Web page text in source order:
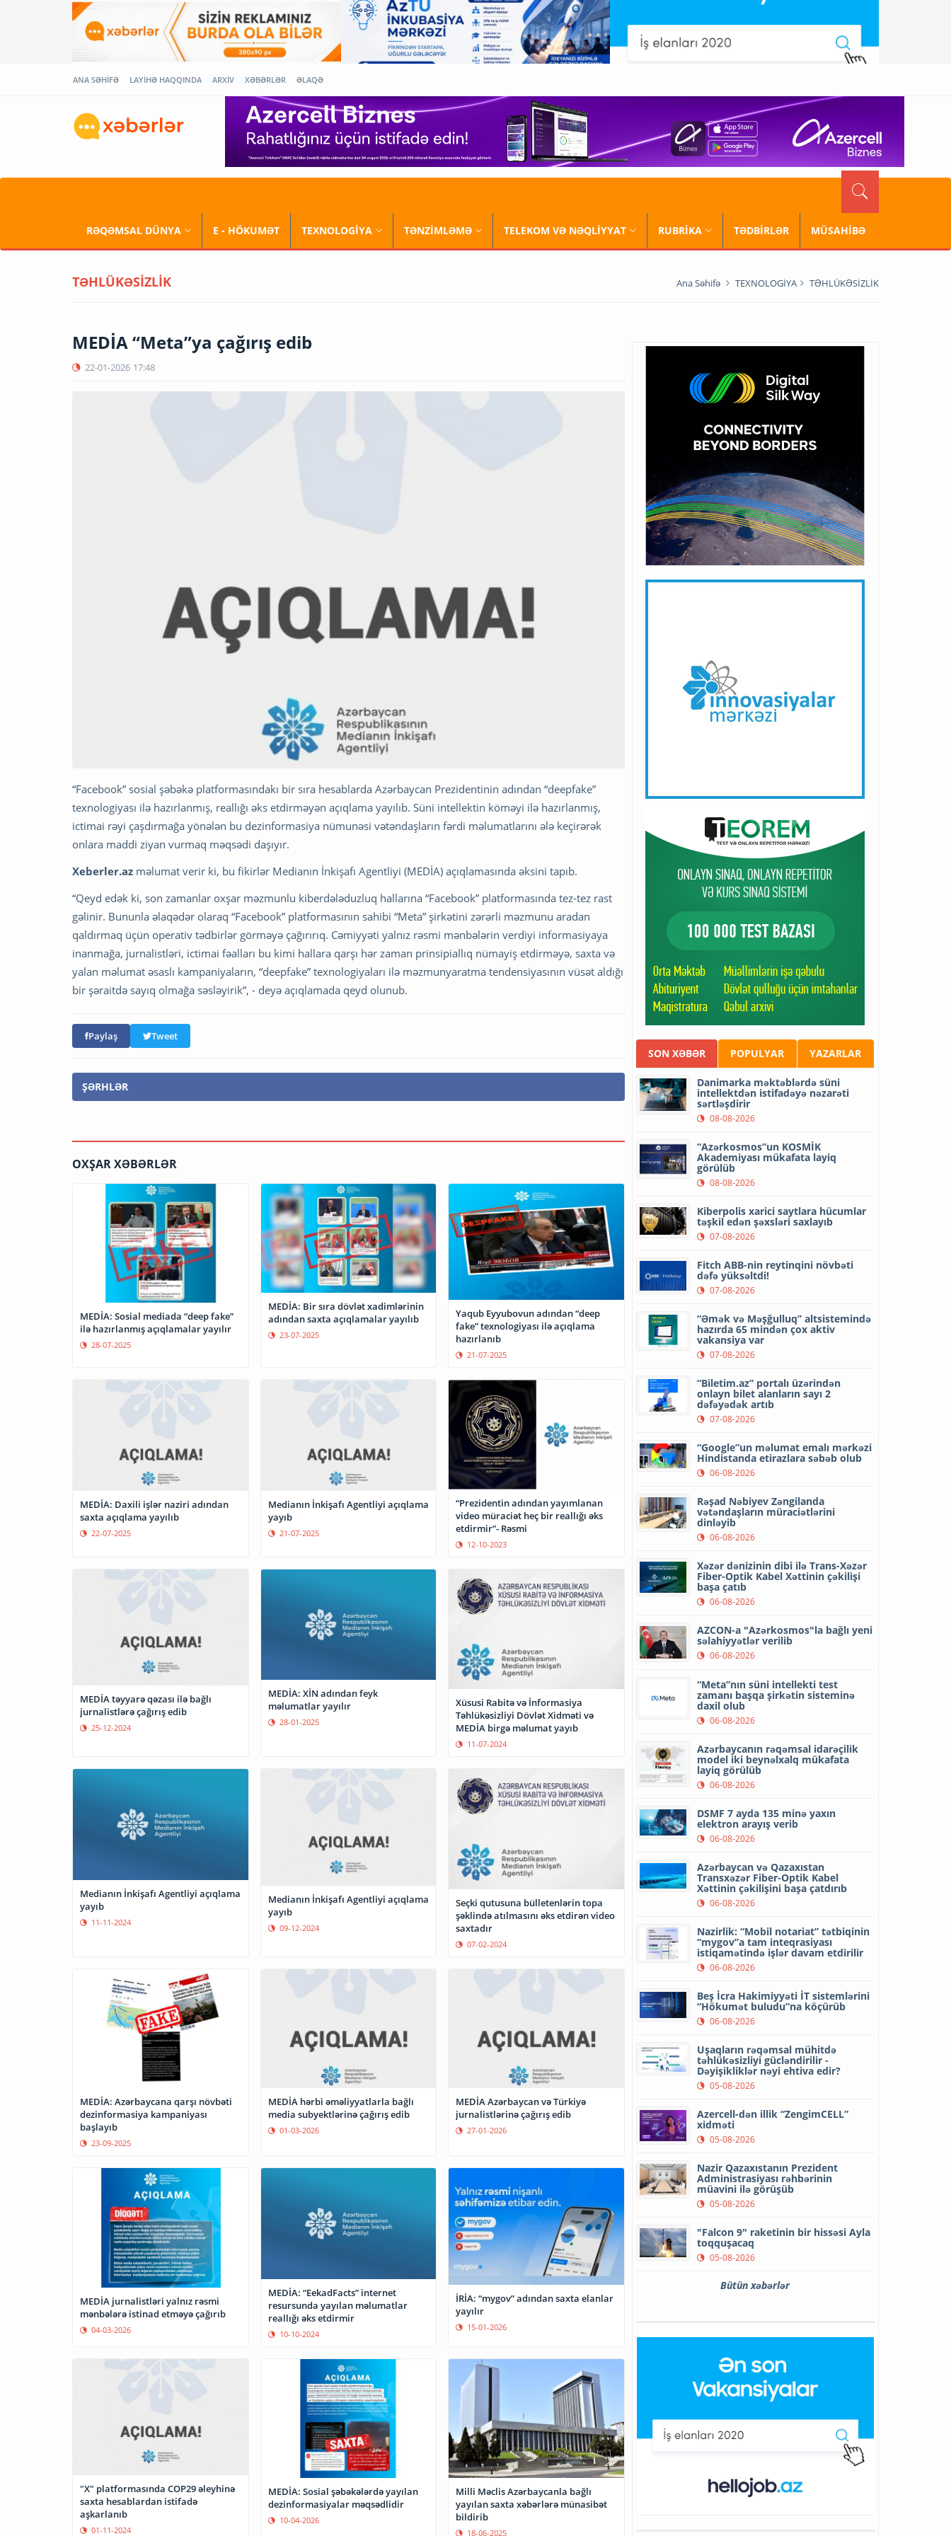
ANA SƏHİFƏ LAYİHƏ HAQQINDA ARXİV XƏBƏRLƏR ƏLAQƏ
RƏQƏMSAL DÜNYA E - HÖKUMƏT TEXNOLOGİYA TƏNZİMLƏMƏ TELEKOM VƏ NƏQLİYYAT RUBRİKA TƏDBİRLƏR MÜSAHİBƏ
TƏHLÜKƏSİZLİK Ana Səhifə TEXNOLOGİYA TƏHLÜKƏSİZLİK
MEDİA “Meta”ya çağırış edib
22-01-2026 17:48
“Facebook” sosial şəbəkə platformasındakı bir sıra hesablarda Azərbaycan Prezidentinin adından “deepfake”
texnologiyası ilə hazırlanmış, reallığı əks etdirməyən açıqlama yayılıb. Süni intellektin köməyi ilə hazırlanmış,
ictimai rəyi çaşdırmağa yönələn bu dezinformasiya nümunəsi vətəndaşların fərdi məlumatlarını ələ keçirərək
onlara maddi ziyan vurmaq məqsədi daşıyır.
Xeberler.az məlumat verir ki, bu fikirlər Medianın İnkişafı Agentliyi (MEDİA) açıqlamasında əksini tapıb.
“Qeyd edək ki, son zamanlar oxşar məzmunlu kiberdələduzluq hallarına “Facebook” platformasında tez-tez rast
gəlinir. Bununla əlaqədər olaraq “Facebook” platformasının sahibi “Meta” şirkətini zərərli məzmunu aradan
qaldırmaq üçün operativ tədbirlər görməyə çağırırıq. Cəmiyyəti yalnız rəsmi mənbələrin verdiyi informasiyaya
inanmağa, jurnalistləri, ictimai fəalları bu kimi hallara qarşı hər zaman prinsipiallıq nümayiş etdirməyə, saxta və
yalan məlumat əsaslı kampaniyaların, “deepfake” texnologiyaları ilə məzmunyaratma tendensiyasının vüsət aldığı
bir şəraitdə sayıq olmağa səsləyirik”, - deyə açıqlamada qeyd olunub.
Paylaş Tweet
ŞƏRHLƏR
OXŞAR XƏBƏRLƏR
MEDİA: Sosial mediada “deep fake”
ilə hazırlanmış açıqlamalar yayılır
28-07-2025
MEDİA: Bir sıra dövlət xadimlərinin
adından saxta açıqlamalar yayılıb
23-07-2025
Yaqub Eyyubovun adından “deep
fake” texnologiyası ilə açıqlama
hazırlanıb
21-07-2025
MEDİA: Daxili işlər naziri adından
saxta açıqlama yayılıb
22-07-2025
Medianın İnkişafı Agentliyi açıqlama
yayıb
21-07-2025
“Prezidentin adından yayımlanan
video müraciət heç bir reallığı əks
etdirmir”- Rəsmi
12-10-2023
MEDİA təyyarə qəzası ilə bağlı
jurnalistlərə çağırış edib
25-12-2024
MEDİA: XİN adından feyk
məlumatlar yayılır
28-01-2025
Xüsusi Rabitə və İnformasiya
Təhlükəsizliyi Dövlət Xidməti və
MEDİA birgə məlumat yayıb
11-07-2024
Medianın İnkişafı Agentliyi açıqlama
yayıb
11-11-2024
Medianın İnkişafı Agentliyi açıqlama
yayıb
09-12-2024
Seçki qutusuna bülletenlərin topa
şəklində atılmasını əks etdirən video
saxtadır
07-02-2024
MEDİA: Azərbaycana qarşı növbəti
dezinformasiya kampaniyası
başlayıb
23-09-2025
MEDİA hərbi əməliyyatlarla bağlı
media subyektlərinə çağırış edib
01-03-2026
MEDİA Azərbaycan və Türkiyə
jurnalistlərinə çağırış edib
27-01-2026
MEDİA jurnalistləri yalnız rəsmi
mənbələrə istinad etməyə çağırıb
04-03-2026
MEDİA: “EekadFacts” internet
resursunda yayılan məlumatlar
reallığı əks etdirmir
10-10-2024
İRİA: “mygov” adından saxta elanlar
yayılır
15-01-2026
"X" platformasında COP29 əleyhinə
saxta hesablardan istifadə
aşkarlanıb
01-11-2024
MEDİA: Sosial şəbəkələrdə yayılan
dezinformasiyalar məqsədlidir
10-04-2026
Milli Məclis Azərbaycanla bağlı
yayılan saxta xəbərlərə münasibət
bildirib
18-06-2025
SON XƏBƏR POPULYAR YAZARLAR
Danimarka məktəblərdə süni
intellektdən istifadəyə nəzarəti
sərtləşdirir
08-08-2026
“Azərkosmos”un KOSMİK
Akademiyası mükafata layiq
görülüb
08-08-2026
Kiberpolis xarici saytlara hücumlar
təşkil edən şəxsləri saxlayıb
07-08-2026
Fitch ABB-nin reytinqini növbəti
dəfə yüksəltdi!
07-08-2026
“Əmək və Məşğulluq” altsistemində
hazırda 65 mindən çox aktiv
vakansiya var
07-08-2026
“Biletim.az” portalı üzərindən
onlayn bilet alanların sayı 2
dəfəyədək artıb
07-08-2026
“Google”un məlumat emalı mərkəzi
Hindistanda etirazlara səbəb olub
06-08-2026
Rəşad Nəbiyev Zəngilanda
vətəndaşların müraciətlərini
dinləyib
06-08-2026
Xəzər dənizinin dibi ilə Trans-Xəzər
Fiber-Optik Kabel Xəttinin çəkilişi
başa çatıb
06-08-2026
AZCON-a "Azərkosmos"la bağlı yeni
səlahiyyətlər verilib
06-08-2026
“Meta”nın süni intellekti test
zamanı başqa şirkətin sisteminə
daxil olub
06-08-2026
Azərbaycanın rəqəmsal idarəçilik
model iki beynəlxalq mükafata
layiq görülüb
06-08-2026
DSMF 7 ayda 135 minə yaxın
elektron arayış verib
06-08-2026
Azərbaycan və Qazaxıstan
Transxəzər Fiber-Optik Kabel
Xəttinin çəkilişini başa çatdırıb
06-08-2026
Nazirlik: “Mobil notariat” tətbiqinin
“mygov”a tam inteqrasiyası
istiqamətində işlər davam etdirilir
06-08-2026
Beş İcra Hakimiyyəti İT sistemlərini
“Hökumət buludu”na köçürüb
06-08-2026
Uşaqların rəqəmsal mühitdə
təhlükəsizliyi gücləndirilir -
Dəyişikliklər nəyi ehtiva edir?
05-08-2026
Azercell-dən illik “ZengimCELL”
xidməti
05-08-2026
Nazir Qazaxıstanın Prezident
Administrasiyası rəhbərinin
müavini ilə görüşüb
05-08-2026
"Falcon 9" raketinin bir hissəsi Ayla
toqquşacaq
05-08-2026
Bütün xəbərlər